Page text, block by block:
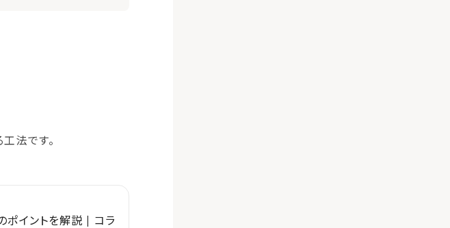
法です。
ポイントを解説 | コラ